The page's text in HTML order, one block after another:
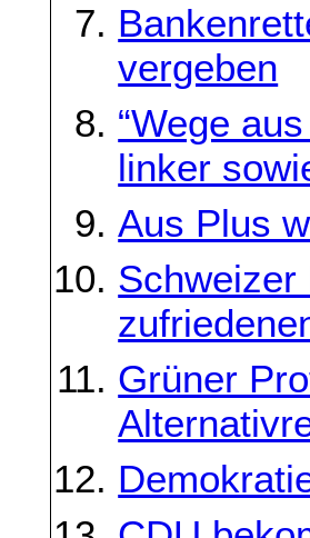
vergeben
“Wege
linker
Aus Plus
Schweizer
Grüner